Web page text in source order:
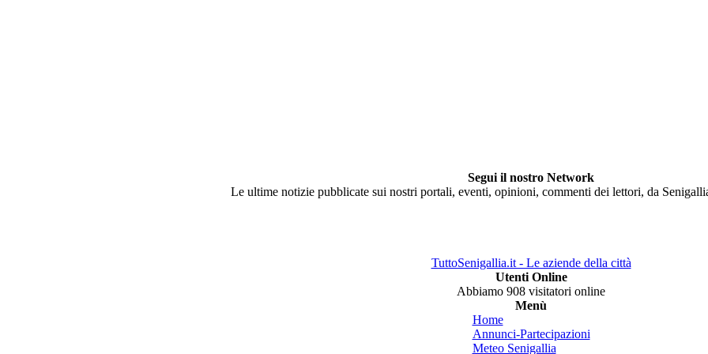
Segui il nostro Network
Le ultime notizie pubblicate sui nostri portali, eventi, opinioni, commenti dei lettori, da
TuttoSenigallia.it - Le aziende della città
Utenti Online
Abbiamo 908 visitatori online
Menù
Home
Annunci-Partecipazioni
Meteo Senigallia